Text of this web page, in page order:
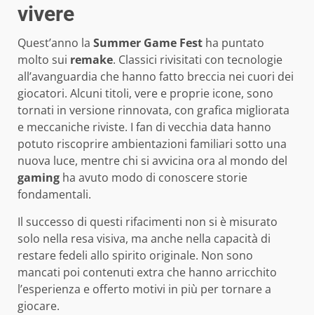
vivere
Quest’anno la Summer Game Fest ha puntato
molto sui remake. Classici rivisitati con tecnologie
all’avanguardia che hanno fatto breccia nei cuori dei
giocatori. Alcuni titoli, vere e proprie icone, sono
tornati in versione rinnovata, con grafica migliorata
e meccaniche riviste. I fan di vecchia data hanno
potuto riscoprire ambientazioni familiari sotto una
nuova luce, mentre chi si avvicina ora al mondo del
gaming ha avuto modo di conoscere storie
fondamentali.
Il successo di questi rifacimenti non si è misurato
solo nella resa visiva, ma anche nella capacità di
restare fedeli allo spirito originale. Non sono
mancati poi contenuti extra che hanno arricchito
l’esperienza e offerto motivi in più per tornare a
giocare.